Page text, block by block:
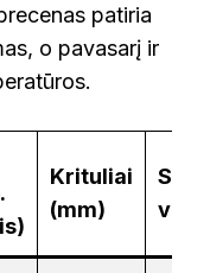
patiria
o pavasarį ir
Krituliai
(mm)
val.